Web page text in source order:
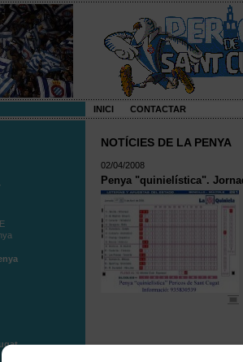
INICI CONTACTAR
NOTÍCIES DE LA PENYA
02/04/2008
Penya "quinielística".